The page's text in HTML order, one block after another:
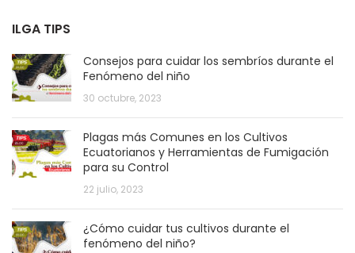
ILGA TIPS
Consejos para cuidar los sembríos durante el
Fenómeno del niño
30 octubre, 2023
Plagas más Comunes en los Cultivos
Ecuatorianos y Herramientas de Fumigación
para su Control
22 julio, 2023
¿Cómo cuidar tus cultivos durante el
fenómeno del niño?